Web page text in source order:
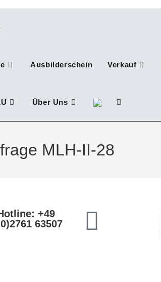
Ausbilderschein Verkauf
Über Uns
MLH-II-28
+49
63507